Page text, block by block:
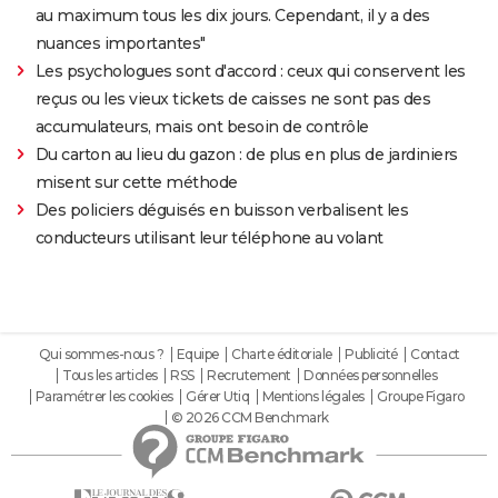
au maximum tous les dix jours. Cependant, il y a des
nuances importantes"
Les psychologues sont d'accord : ceux qui conservent les
reçus ou les vieux tickets de caisses ne sont pas des
accumulateurs, mais ont besoin de contrôle
Du carton au lieu du gazon : de plus en plus de jardiniers
misent sur cette méthode
Des policiers déguisés en buisson verbalisent les
conducteurs utilisant leur téléphone au volant
Qui sommes-nous ? Equipe Charte éditoriale Publicité
Contact
Tous les articles
RSS Recrutement
Données personnelles
Paramétrer les cookies
Gérer Utiq Mentions légales
Groupe Figaro
© 2026 CCM Benchmark